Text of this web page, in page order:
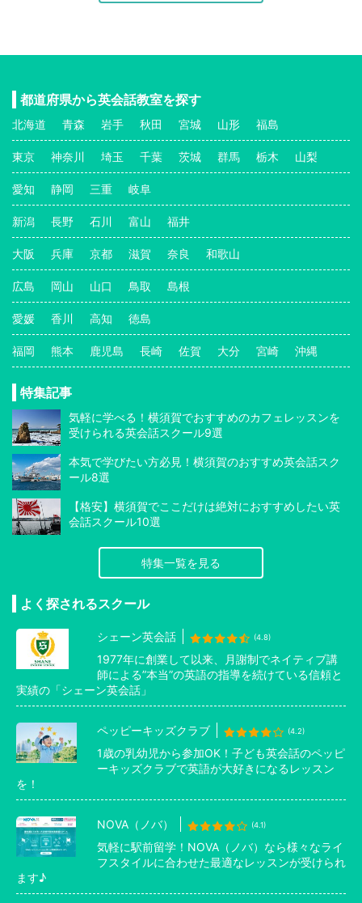
都道府県から英会話教室を探す
北海道 青森 岩手 秋田 宮城 山形 福島
東京 神奈川 埼玉 千葉 茨城 群馬 栃木 山梨
愛知 静岡 三重 岐阜
新潟 長野 石川 富山 福井
大阪 兵庫 京都 滋賀 奈良 和歌山
広島 岡山 山口 鳥取 島根
愛媛 香川 高知 徳島
福岡 熊本 鹿児島 長崎 佐賀 大分 宮崎 沖縄
特集記事
気軽に学べる！横須賀でおすすめのカフェレッスンを
受けられる英会話スクール9選
本気で学びたい方必見！横須賀のおすすめ英会話スク
ール8選
【格安】横須賀でここだけは絶対におすすめしたい英
会話スクール10選
特集一覧を見る
よく探されるスクール
シェーン英会話 (4.8)
1977年に創業して以来、月謝制でネイティブ講
師による”本当”の英語の指導を続けている信頼と
実績の「シェーン英会話」
ペッピーキッズクラブ (4.2)
1歳の乳幼児から参加OK！子ども英会話のペッピ
ーキッズクラブで英語が大好きになるレッスン
を！
NOVA（ノバ） (4.1)
気軽に駅前留学！NOVA（ノバ）なら様々なライ
フスタイルに合わせた最適なレッスンが受けられ
ます♪